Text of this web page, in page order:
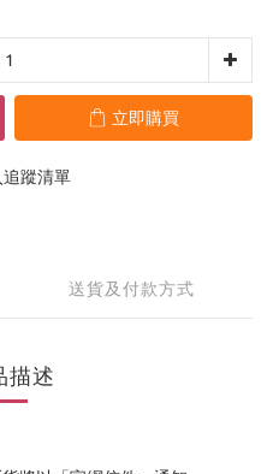
立即購買
追蹤清單
送貨及付款方式
描述